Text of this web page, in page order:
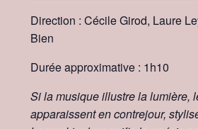
Direction : Cécile Girod, Laure
Bien
Durée approximative : 1h10
Si la musique illustre la lumière,
apparaissent en contrejour,